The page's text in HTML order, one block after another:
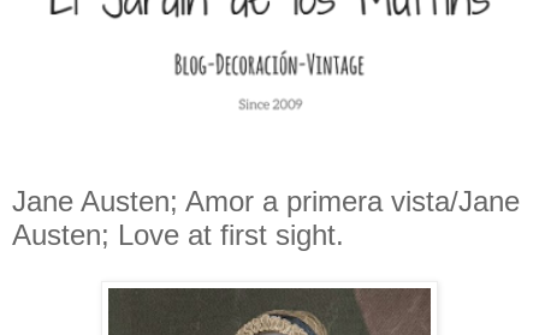
Jane Austen; Amor a primera vista/Jane
Austen; Love at first sight.